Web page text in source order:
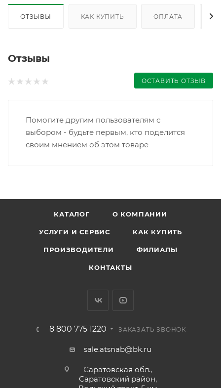
ОТЗЫВЫ КАК КУПИТЬ ОПЛАТА
Отзывы
ОСТАВИТЬ ОТЗЫВ
Помогите другим пользователям с
выбором - будьте первым, кто поделится
своим мнением об этом товаре
КАТАЛОГ О КОМПАНИИ
УСЛУГИ И СЕРВИС КАК КУПИТЬ
ПРОИЗВОДИТЕЛИ ФИЛИАЛЫ
КОНТАКТЫ
8 800 775 1220 ЗАКАЗАТЬ ЗВОНОК
sale.atsnab@bk.ru
Саратовская обл.,
Саратовский район,